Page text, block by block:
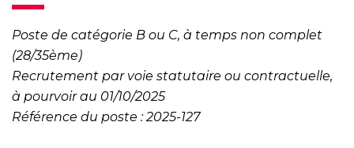
Poste de catégorie B ou C, à temps non complet
(28/35ème)
Recrutement par voie statutaire ou contractuelle,
à pourvoir au 01/10/2025
Référence du poste : 2025-127